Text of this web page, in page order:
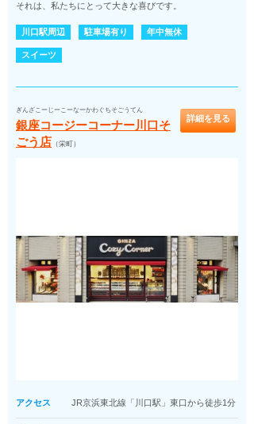
それは、私たちにとって大きな喜びです。
川口駅周辺 駐車場有り 年中無休
スイーツ
ぎんざこーじーこーなーかわぐちそごうてん
銀座コージーコーナー川口そ
ごう店 （栄町）
詳細を見る
アクセス JR京浜東北線「川口駅」東口から徒歩1分